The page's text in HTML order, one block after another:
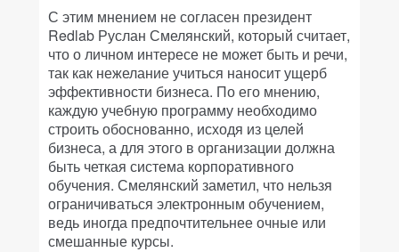
С этим мнением не согласен президент
Redlab Руслан Смелянский, который считает,
что о личном интересе не может быть и речи,
так как нежелание учиться наносит ущерб
эффективности бизнеса. По его мнению,
каждую учебную программу необходимо
строить обоснованно, исходя из целей
бизнеса, а для этого в организации должна
быть четкая система корпоративного
обучения. Смелянский заметил, что нельзя
ограничиваться электронным обучением,
ведь иногда предпочтительнее очные или
смешанные курсы.